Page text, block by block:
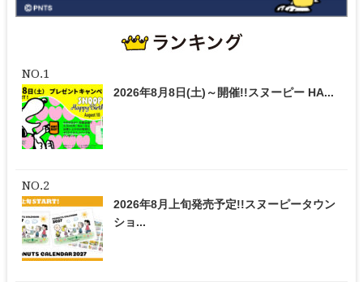
2026年8月8日(土)～開催!!スヌーピー HA...
2026年8月上旬発売予定!!スヌーピータウン
ショ...